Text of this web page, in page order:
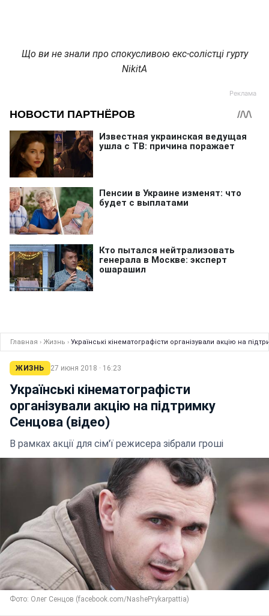
Що ви не знали про спокусливою екс-солістці гурту
NikitA
Главная › Жизнь › Українські кінематографісти організували акцію на
ЖИЗНЬ 27 июня 2018 · 16:23
Українські кінематографісти
організували акцію на підтримку
Сенцова (відео)
В рамках акції для сім'ї режисера зібрали гроші
Фото: Олег Сенцов (facebook.com/NashePrykarpattia)